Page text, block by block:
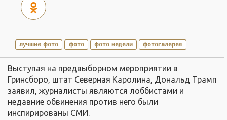
лучшие фото фото фото недели фотогалерея
Выступая на предвыборном мероприятии в
Гринсборо, штат Северная Каролина, Дональд Трамп
заявил, журналисты являются лоббистами и
недавние обвинения против него были
инспирированы СМИ.